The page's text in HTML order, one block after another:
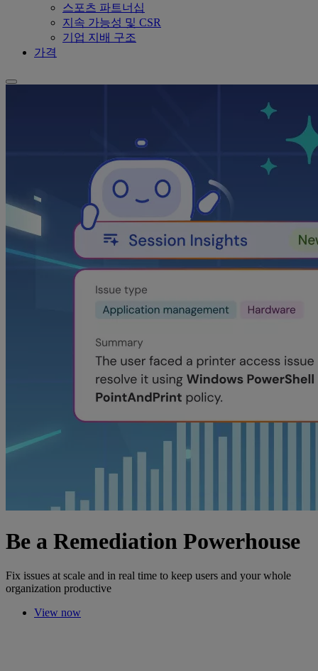
스포츠 파트너십
지속 가능성 및 CSR
기업 지배 구조
가격
Be a Remediation Powerhouse
Fix issues at scale and in real time to keep users and your whole
organization productive
View now